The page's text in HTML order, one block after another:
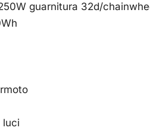
guarnitura 32d/
luci